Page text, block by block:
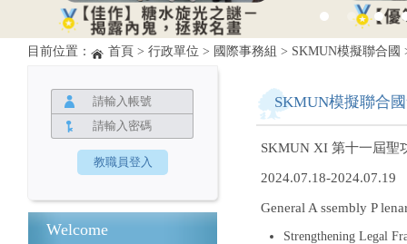
目前位置： 首頁 > 行政單位 > 國際事務組 > SKMUN模擬聯合國
Welcome
SKMUN模擬聯合
SKMUN XI 第十一屆聖
2024.07.18-2024.07.19
General A ssembly P
Strengthening Legal